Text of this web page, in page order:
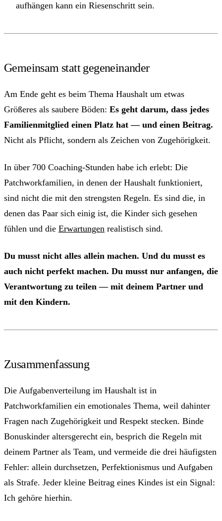
aufhängen kann ein Riesenschritt sein.
Gemeinsam statt gegeneinander
Am Ende geht es beim Thema Haushalt um etwas
Größeres als saubere Böden: Es geht darum, dass jedes
Familienmitglied einen Platz hat — und einen Beitrag.
Nicht als Pflicht, sondern als Zeichen von Zugehörigkeit.
In über 700 Coaching-Stunden habe ich erlebt: Die
Patchworkfamilien, in denen der Haushalt funktioniert,
sind nicht die mit den strengsten Regeln. Es sind die, in
denen das Paar sich einig ist, die Kinder sich gesehen
fühlen und die Erwartungen realistisch sind.
Du musst nicht alles allein machen. Und du musst es
auch nicht perfekt machen. Du musst nur anfangen, die
Verantwortung zu teilen — mit deinem Partner und
mit den Kindern.
Zusammenfassung
Die Aufgabenverteilung im Haushalt ist in
Patchworkfamilien ein emotionales Thema, weil dahinter
Fragen nach Zugehörigkeit und Respekt stecken. Binde
Bonuskinder altersgerecht ein, besprich die Regeln mit
deinem Partner als Team, und vermeide die drei häufigsten
Fehler: allein durchsetzen, Perfektionismus und Aufgaben
als Strafe. Jeder kleine Beitrag eines Kindes ist ein Signal:
Ich gehöre hierhin.